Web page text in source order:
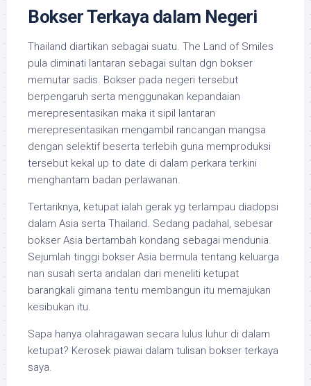
Bokser Terkaya dalam Negeri
Thailand diartikan sebagai suatu. The Land of Smiles
pula diminati lantaran sebagai sultan dgn bokser
memutar sadis. Bokser pada negeri tersebut
berpengaruh serta menggunakan kepandaian
merepresentasikan maka it sipil lantaran
merepresentasikan mengambil rancangan mangsa
dengan selektif beserta terlebih guna memproduksi
tersebut kekal up to date di dalam perkara terkini
menghantam badan perlawanan.
Tertariknya, ketupat ialah gerak yg terlampau diadopsi
dalam Asia serta Thailand. Sedang padahal, sebesar
bokser Asia bertambah kondang sebagai mendunia.
Sejumlah tinggi bokser Asia bermula tentang keluarga
nan susah serta andalan dari meneliti ketupat
barangkali gimana tentu membangun itu memajukan
kesibukan itu.
Sapa hanya olahragawan secara lulus luhur di dalam
ketupat? Kerosek piawai dalam tulisan bokser terkaya
saya.